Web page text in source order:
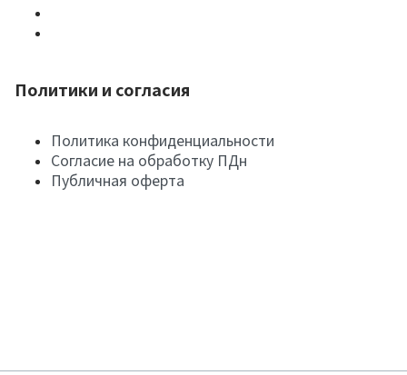
Политики и согласия
Политика конфиденциальности
Согласие на обработку ПДн
Публичная оферта